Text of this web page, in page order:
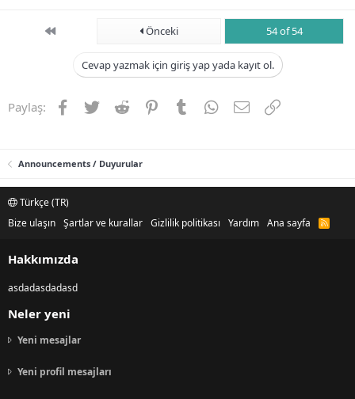
First Önceki 54 of 54
Cevap yazmak için giriş yap yada kayıt ol.
Paylaş: Facebook
TwitterReddit PinterestTumblrWhatsApp
E-postaLink
Announcements / Duyurular
Türkçe (TR)
Bize ulaşın Şartlar ve kurallar Gizlilik politikası Yardım Ana sayfa
R
Hakkımızda
asdadasdadasd
Neler yeni
Yeni mesajlar
Yeni profil mesajları